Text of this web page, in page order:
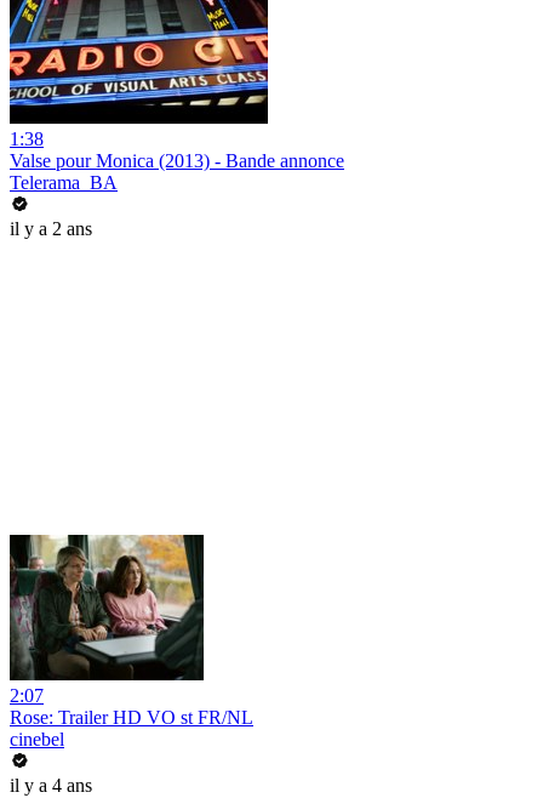
1:38
Valse pour Monica (2013) - Bande annonce
Telerama_BA
il y a 2 ans
2:07
Rose: Trailer HD VO st FR/NL
cinebel
il y a 4 ans